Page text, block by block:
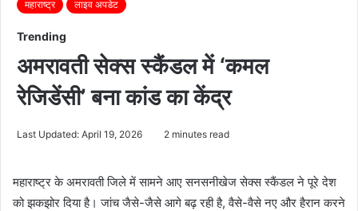
महाराष्ट्र लाइव अपडेट
Trending
अमरावती सेक्स स्कैंडल में ‘कमल
रेजिडेंसी’ बना कांड का केंद्र
Last Updated: April 19, 2026 2 minutes read
महाराष्ट्र के अमरावती जिले में सामने आए सनसनीखेज सेक्स स्कैंडल ने पूरे देश
को झकझोर दिया है। जांच जैसे-जैसे आगे बढ़ रही है, वैसे-वैसे नए और हैरान करने